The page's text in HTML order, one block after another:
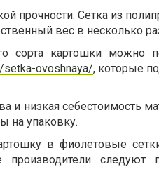
прочности. Сетка из
вес в несколько
картошки можно
setka-ovoshnaya/, которые
и низкая себестоимость
на упаковку.
в фиолетовые
производители следуют